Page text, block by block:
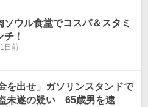
ソウル食堂でコスパ＆スタミ
！
1日前
金を出せ」ガソリンスタンドで
未遂の疑い 65歳男を逮